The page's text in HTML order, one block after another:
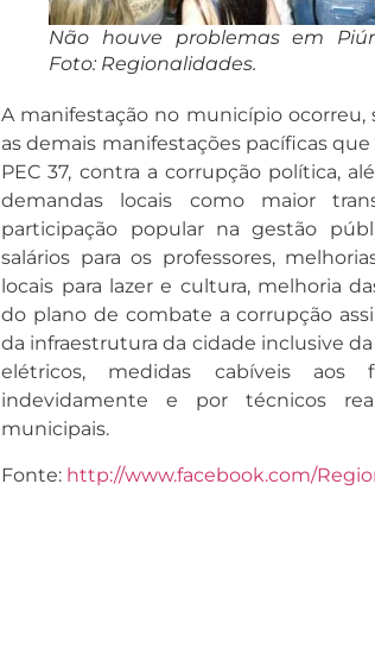
Não houve problemas em
Foto: Regionalidades.
A manifestação no município
as demais manifestações pacíficas
PEC 37, contra a corrupção política,
demandas locais como maior
participação popular na gestão
salários para os professores,
locais para lazer e cultura, melhoria
do plano de combate a corrupção
da infraestrutura da cidade inclusive
elétricos, medidas cabíveis aos
indevidamente e por técnicos
municipais.
Fonte: http://www.facebook.com/